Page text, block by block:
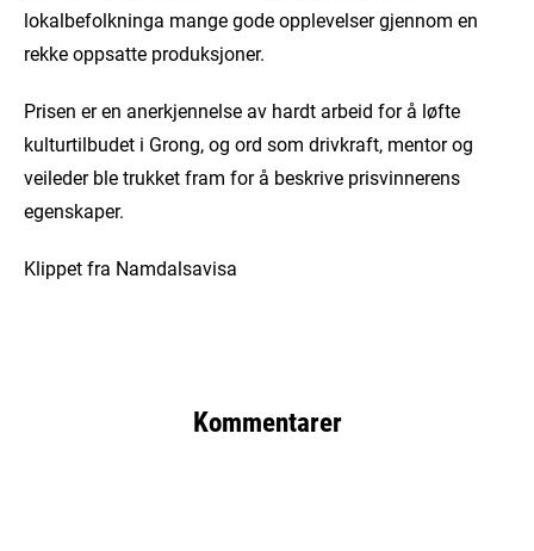
lokalbefolkninga mange gode opplevelser gjennom en
rekke oppsatte produksjoner.
Prisen er en anerkjennelse av hardt arbeid for å løfte
kulturtilbudet i Grong, og ord som drivkraft, mentor og
veileder ble trukket fram for å beskrive prisvinnerens
egenskaper.
Klippet fra Namdalsavisa
Kommentarer